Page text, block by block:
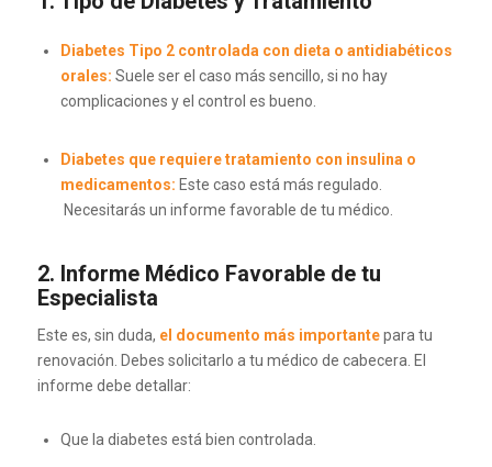
Diabetes Tipo 2 controlada con dieta o antidiabéticos
orales: Suele ser el caso más sencillo, si no hay
complicaciones y el control es bueno.
Diabetes que requiere tratamiento con insulina o
medicamentos: Este caso está más regulado.
Necesitarás un informe favorable de tu médico.
2. Informe Médico Favorable de tu
Especialista
Este es, sin duda, el documento más importantepara tu
renovación. Debes solicitarlo a tu médico de cabecera. El
informe debe detallar:
Que la diabetes está bien controlada.